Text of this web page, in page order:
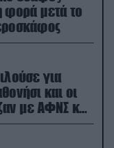
φορά μετά το
για
και οι
με ΑΦΝΣ και